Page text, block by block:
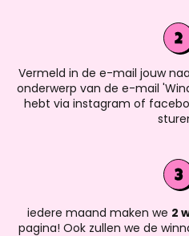
Vermeld in de e-mail jouw
onderwerp van de e-mail
hebt via instagram of
iedere maand maken we 2
pagina! Ook zullen we de